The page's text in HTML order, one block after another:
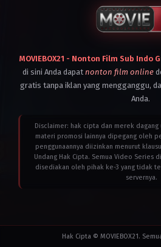
MOVIEBOX21 - Nonton Film Sub
di sini Anda dapat nonton film online
gratis tanpa iklan yang mengganggu,
Anda.
Disclaimer: hak cipta dan merek
materi promosi lainnya dipegang oleh
penggunaannya diizinkan menurut
Undang Hak Cipta. Semua Video Series
disediakan oleh pihak ke-3 yang tidak
servernya.
Hak Cipta © MOVIEBOX21.